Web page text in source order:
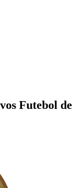
Futebol de